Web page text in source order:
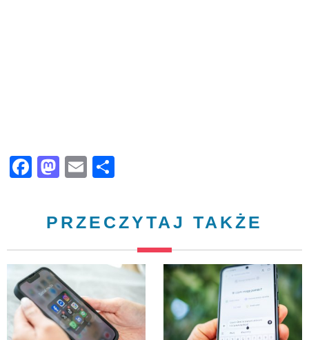
Facebook
Mastodon
Email
PRZECZYTAJ TAKŻE